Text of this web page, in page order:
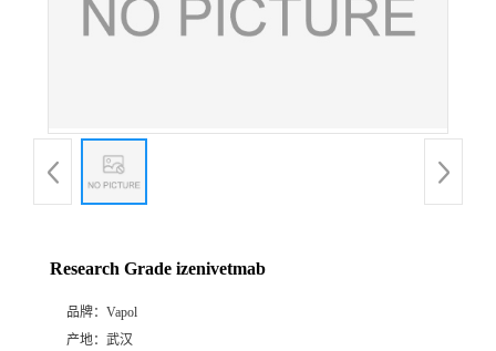
Research Grade izenivetmab
品牌： Vapol
产地： 武汉